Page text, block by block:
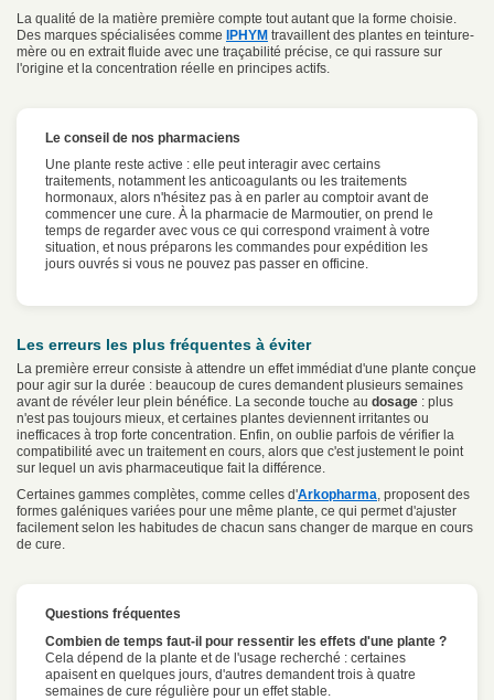
La qualité de la matière première compte tout autant que la forme choisie.
Des marques spécialisées comme IPHYM travaillent des plantes en teinture-
mère ou en extrait fluide avec une traçabilité précise, ce qui rassure sur
l'origine et la concentration réelle en principes actifs.
Le conseil de nos pharmaciens
Une plante reste active : elle peut interagir avec certains
traitements, notamment les anticoagulants ou les traitements
hormonaux, alors n'hésitez pas à en parler au comptoir avant de
commencer une cure. À la pharmacie de Marmoutier, on prend le
temps de regarder avec vous ce qui correspond vraiment à votre
situation, et nous préparons les commandes pour expédition les
jours ouvrés si vous ne pouvez pas passer en officine.
Les erreurs les plus fréquentes à éviter
La première erreur consiste à attendre un effet immédiat d'une plante conçue
pour agir sur la durée : beaucoup de cures demandent plusieurs semaines
avant de révéler leur plein bénéfice. La seconde touche au dosage : plus
n'est pas toujours mieux, et certaines plantes deviennent irritantes ou
inefficaces à trop forte concentration. Enfin, on oublie parfois de vérifier la
compatibilité avec un traitement en cours, alors que c'est justement le point
sur lequel un avis pharmaceutique fait la différence.
Certaines gammes complètes, comme celles d'Arkopharma, proposent des
formes galéniques variées pour une même plante, ce qui permet d'ajuster
facilement selon les habitudes de chacun sans changer de marque en cours
de cure.
Questions fréquentes
Combien de temps faut-il pour ressentir les effets d'une plante ?
Cela dépend de la plante et de l'usage recherché : certaines
apaisent en quelques jours, d'autres demandent trois à quatre
semaines de cure régulière pour un effet stable.